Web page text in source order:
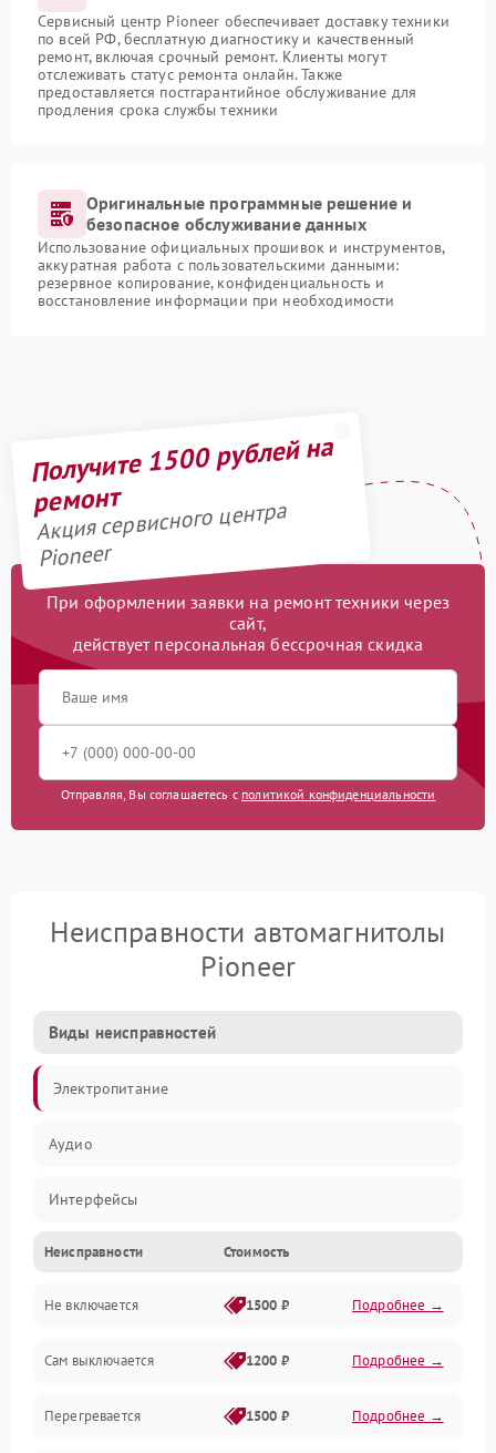
Сервисный центр Pioneer обеспечивает доставку техники
по всей РФ, бесплатную диагностику и качественный
ремонт, включая срочный ремонт. Клиенты могут
отслеживать статус ремонта онлайн. Также
предоставляется постгарантийное обслуживание для
продления срока службы техники
Оригинальные программные решение и
безопасное обслуживание данных
Использование официальных прошивок и инструментов,
аккуратная работа с пользовательскими данными:
резервное копирование, конфиденциальность и
восстановление информации при необходимости
Получите 1500 рублей на
ремонт
Акция сервисного центра
Pioneer
При оформлении заявки на ремонт техники через
сайт,
действует персональная бессрочная скидка
Отправляя, Вы соглашаетесь с политикой конфиденциальности
Неисправности автомагнитолы
Pioneer
Виды неисправностей
Электропитание
Аудио
Интерфейсы
Управление
Неисправности Стоимость
Не включается 1500 ₽ Подробнее →
Сам выключается 1200 ₽ Подробнее →
Перегревается 1500 ₽ Подробнее →